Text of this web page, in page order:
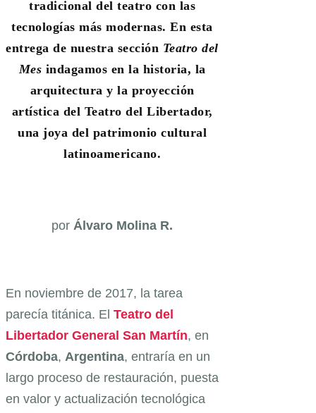
tradicional del teatro con las
tecnologías más modernas. En esta
entrega de nuestra sección Teatro del
Mes indagamos en la historia, la
arquitectura y la proyección
artística del Teatro del Libertador,
una joya del patrimonio cultural
latinoamericano.
por Álvaro Molina R.
En noviembre de 2017, la tarea
parecía titánica. El Teatro del
Libertador General San Martín, en
Córdoba, Argentina, entraría en un
largo proceso de restauración, puesta
en valor y actualización tecnológica